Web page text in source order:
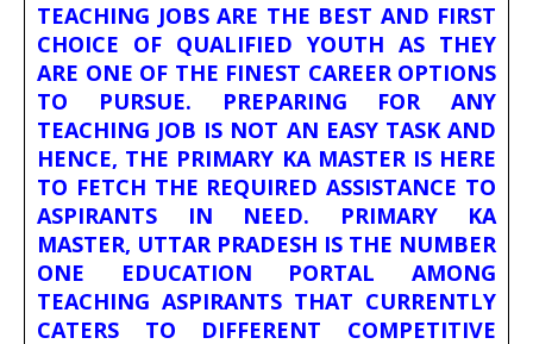
TEACHING JOBS ARE THE BEST AND FIRST
CHOICE OF QUALIFIED YOUTH AS THEY
ARE ONE OF THE FINEST CAREER OPTIONS
TO PURSUE. PREPARING FOR ANY
TEACHING JOB IS NOT AN EASY TASK AND
HENCE, THE PRIMARY KA MASTER IS HERE
TO FETCH THE REQUIRED ASSISTANCE TO
ASPIRANTS IN NEED. PRIMARY KA
MASTER, UTTAR PRADESH IS THE NUMBER
ONE EDUCATION PORTAL AMONG
TEACHING ASPIRANTS THAT CURRENTLY
CATERS TO DIFFERENT COMPETITIVE